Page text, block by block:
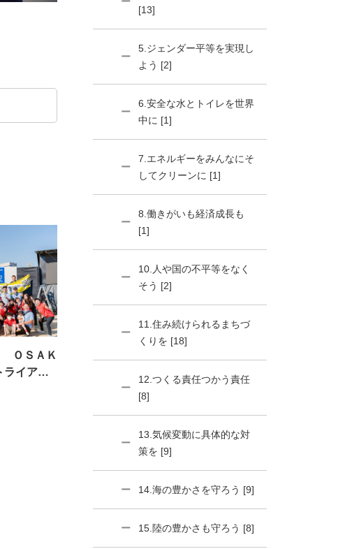
ＯＳＡＫ
イアス
[13]
5.ジェンダー平等を実現し
よう [2]
6.安全な水とトイレを世界
中に [1]
7.エネルギーをみんなにそ
してクリーンに [1]
8.働きがいも経済成長も
[1]
10.人や国の不平等をなく
そう [2]
11.住み続けられるまちづ
くりを [18]
12.つくる責任つかう責任
[8]
13.気候変動に具体的な対
策を [9]
14.海の豊かさを守ろう [9]
15.陸の豊かさも守ろう [8]